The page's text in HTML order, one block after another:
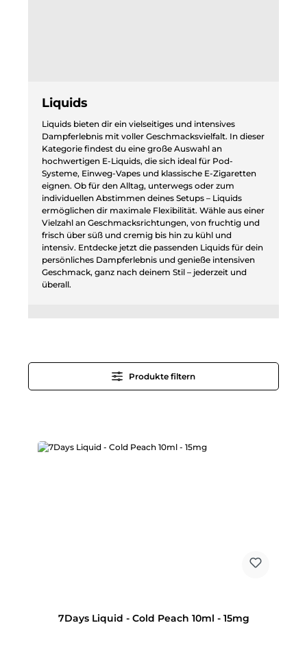
Liquids
Liquids bieten dir ein vielseitiges und intensives
Dampferlebnis mit voller Geschmacksvielfalt. In dieser
Kategorie findest du eine große Auswahl an
hochwertigen E-Liquids, die sich ideal für Pod-
Systeme, Einweg-Vapes und klassische E-Zigaretten
eignen. Ob für den Alltag, unterwegs oder zum
individuellen Abstimmen deines Setups – Liquids
ermöglichen dir maximale Flexibilität. Wähle aus einer
Vielzahl an Geschmacksrichtungen, von fruchtig und
frisch über süß und cremig bis hin zu kühl und
intensiv. Entdecke jetzt die passenden Liquids für dein
persönliches Dampferlebnis und genieße intensiven
Geschmack, ganz nach deinem Stil – jederzeit und
überall.
Produkte filtern
7Days Liquid - Cold Peach 10ml - 15mg